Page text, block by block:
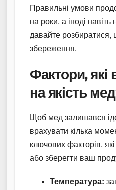
Правильні умови
на роки, а іноді
давайте
збереження.
Фактори,
на якість
Щоб мед залишався
врахувати кілька
ключових факторів,
або зберегти ваш
Температура: